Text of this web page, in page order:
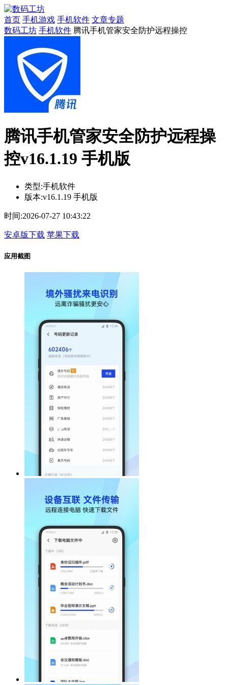
首页 手机游戏 手机软件 文章专题
数码工坊 手机软件 腾讯手机管家安全防护远程操控
腾讯手机管家安全防护远程操
控v16.1.19 手机版
类型:手机软件
版本:v16.1.19 手机版
时间:2026-07-27 10:43:22
安卓版下载 苹果下载
应用截图